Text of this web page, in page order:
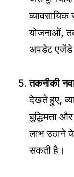
व्यावसायिक
योजनाओं,
अपडेट एजेंडे
तकनीकी
देखते हुए,
बुद्धिमत्ता
लाभ उठाने के
सकती है।